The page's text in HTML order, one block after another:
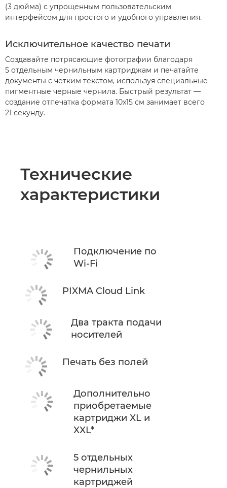
(3 дюйма) с упрощенным пользовательским
интерфейсом для простого и удобного управления.
Исключительное качество печати
Создавайте потрясающие фотографии благодаря
5 отдельным чернильным картриджам и печатайте
документы с четким текстом, используя специальные
пигментные черные чернила. Быстрый результат —
создание отпечатка формата 10x15 см занимает всего
21 секунду.
Технические
характеристики
Подключение по
Wi-Fi
PIXMA Cloud Link
Два тракта подачи
носителей
Печать без полей
Дополнительно
приобретаемые
картриджи XL и
XXL*
5 отдельных
чернильных
картриджей